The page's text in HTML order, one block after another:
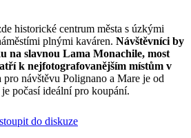
historické centrum města s úzkými
plnými kaváren. Návštěvníci by
na slavnou Lama Monachile, most
k nejfotografovanějším místům v
pro návštěvu Polignano a Mare je od
počasí ideální pro koupání.
do diskuze